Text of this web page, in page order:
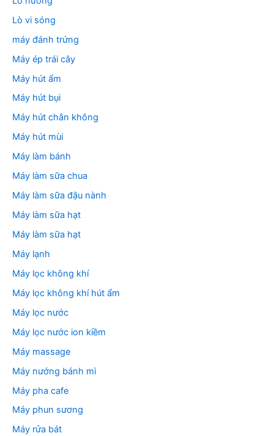
Lò vi sóng
máy đánh trứng
Máy ép trái cây
Máy hút ẩm
Máy hút bụi
Máy hút chân không
Máy hút mùi
Máy làm bánh
Máy làm sữa chua
Máy làm sữa đậu nành
Máy làm sữa hạt
Máy làm sữa hạt
Máy lạnh
Máy lọc không khí
Máy lọc không khí hút ẩm
Máy lọc nước
Máy lọc nước ion kiềm
Máy massage
Máy nướng bánh mì
Máy pha cafe
Máy phun sương
Máy rửa bát